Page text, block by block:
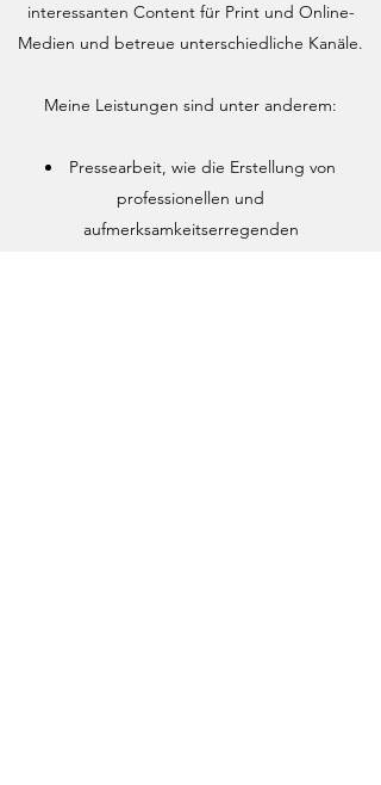
interessanten Content für Print und Online-
Medien und betreue unterschiedliche Kanäle.
Meine Leistungen sind unter anderem:
Pressearbeit, wie die Erstellung von
professionellen und
aufmerksamkeitserregenden